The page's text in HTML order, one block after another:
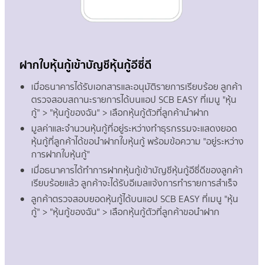
ฝากใบหุ้นกู้เข้าบัญชีหุ้นกู้อีซี่ดี
เมื่อธนาคารได้รับเอกสารและอนุมัติรายการเรียบร้อย ลูกค้า
ตรวจสอบสถานะรายการได้บนแอป SCB EASY ที่เมนู "หุ้น
กู้" > "หุ้นกู้ของฉัน" > เลือกหุ้นกู้ตัวที่ลูกค้านำฝาก
มูลค่าและจำนวนหุ้นกู้ที่อยู่ระหว่างทำธุรกรรมจะแสดงยอด
หุ้นกู้ที่ลูกค้าได้ขอนำฝากใบหุ้นกู้ พร้อมข้อความ "อยู่ระหว่าง
การฝากใบหุ้นกู้"
เมื่อธนาคารได้ทำการฝากหุ้นกู้เข้าบัญชีหุ้นกู้อีซี่ดีของลูกค้า
เรียบร้อยแล้ว ลูกค้าจะได้รับอีเมลแจ้งการทำรายการสำเร็จ
ลูกค้าตรวจสอบยอดหุ้นกู้ได้บนแอป SCB EASY ที่เมนู "หุ้น
กู้" > "หุ้นกู้ของฉัน" > เลือกหุ้นกู้ตัวที่ลูกค้าขอนำฝาก